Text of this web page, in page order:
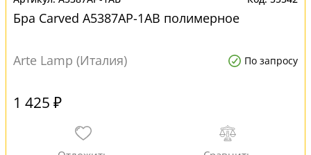
Бра Carved A5387AP-1AB полимерное
Arte Lamp (Италия) По запросу
1 425 ₽